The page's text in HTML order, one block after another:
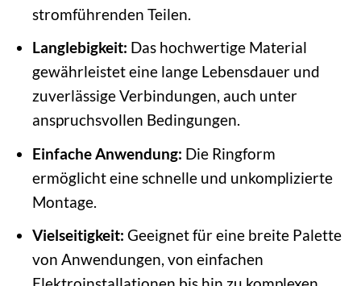
stromführenden Teilen.
Langlebigkeit: Das hochwertige Material
gewährleistet eine lange Lebensdauer und
zuverlässige Verbindungen, auch unter
anspruchsvollen Bedingungen.
Einfache Anwendung: Die Ringform
ermöglicht eine schnelle und unkomplizierte
Montage.
Vielseitigkeit: Geeignet für eine breite Palette
von Anwendungen, von einfachen